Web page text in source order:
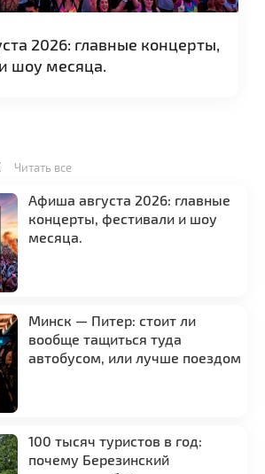
2026: главные концерты,
шоу месяца.
Читать все
Афиша августа 2026: главные
концерты, фестивали и шоу
месяца.
Минск — Питер: стоит ли
вообще тащиться туда
автобусом, или лучше поездом
100 тысяч туристов в год:
почему Березинский